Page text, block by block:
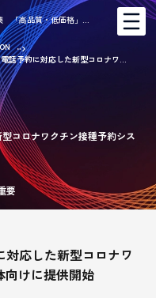
「高品質・低価格」…
話予約に対応した新型コロナワ...
コロナワクチン接種予約シス
要
対応した新型コロナワ
向けに提供開始